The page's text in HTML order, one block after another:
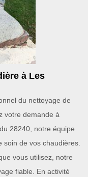
à Les
du nettoyage de
votre demande à
28240, notre équipe
de vos chaudières.
vous utilisez, notre
fiable. En activité